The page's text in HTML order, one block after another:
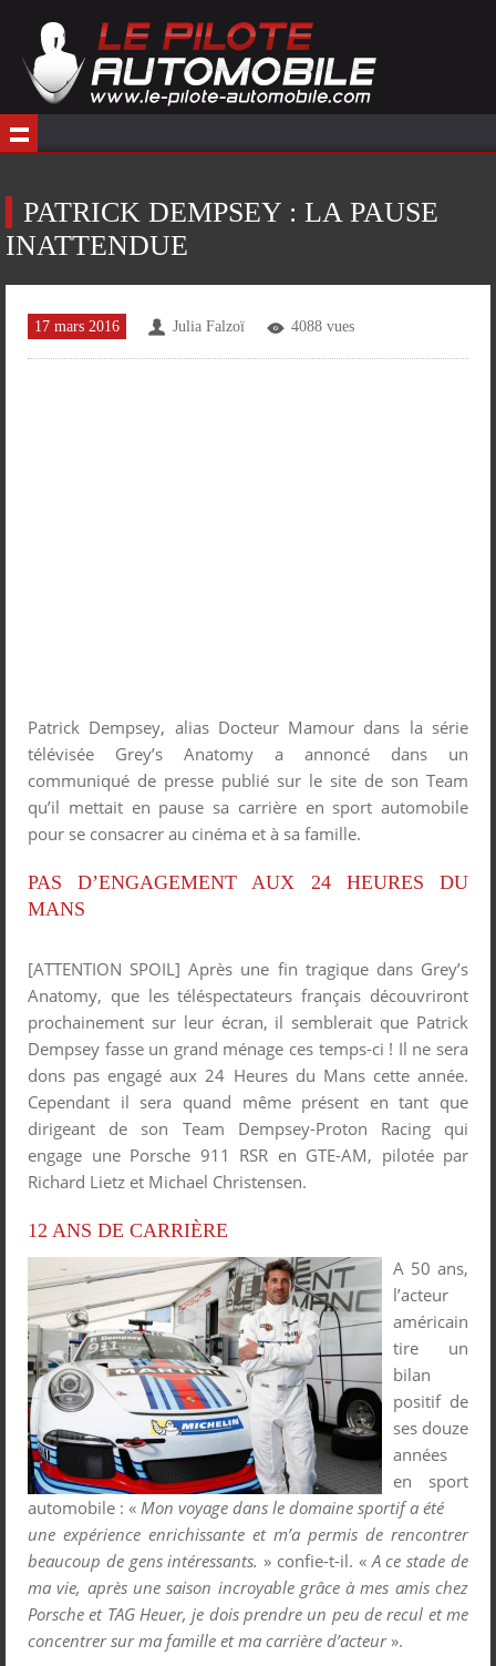
PATRICK DEMPSEY : LA PAUSE
INATTENDUE
17 mars 2016 Julia Falzoï 4088 vues
Patrick Dempsey, alias Docteur Mamour dans la série
télévisée Grey’s Anatomy a annoncé dans un
communiqué de presse publié sur le site de son Team
qu’il mettait en pause sa carrière en sport automobile
pour se consacrer au cinéma et à sa famille.
PAS D’ENGAGEMENT AUX 24 HEURES DU
MANS
[ATTENTION SPOIL] Après une fin tragique dans Grey’s
Anatomy, que les téléspectateurs français découvriront
prochainement sur leur écran, il semblerait que Patrick
Dempsey fasse un grand ménage ces temps-ci ! Il ne sera
dons pas engagé aux 24 Heures du Mans cette année.
Cependant il sera quand même présent en tant que
dirigeant de son Team Dempsey-Proton Racing qui
engage une Porsche 911 RSR en GTE-AM, pilotée par
Richard Lietz et Michael Christensen.
12 ANS DE CARRIÈRE
A 50 ans,
l’acteur
américain
tire un
bilan
positif de
ses douze
années
en sport
automobile : « Mon voyage dans le domaine sportif a été
une expérience enrichissante et m’a permis de rencontrer
beaucoup de gens intéressants. » confie-t-il. «A ce stade de
ma vie, après une saison incroyable grâce à mes amis chez
Porsche et TAG Heuer, je dois prendre un peu de recul et me
concentrer sur ma famille et ma carrière d’acteur».